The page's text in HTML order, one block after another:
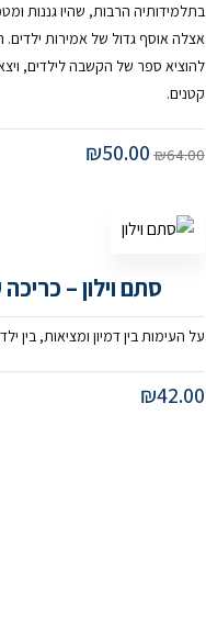
בתלמידותיה הרבות, שהיו גננות
אצלה אוסף גדול של אמירות
להוציא ספר של הקשבה לילדים,
קטנים.
₪64.00
₪50.00
סתם וילון –
על העימות בין דמיון ומציאות, בין
₪42.00